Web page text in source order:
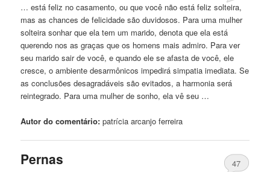
… está feliz no casamento, ou que você não está feliz solteira,
mas as chances de felicidadesão duvidosos. Para uma mulher
solteira sonhar que ela tem um marido, denota que ela está
querendo nos as graças que os homens mais admiro. Para ver
seu marido sair de você, e quando ele se afasta de você, ele
cresce, o ambiente desarmônicos impedirá simpatia imediata. Se
as conclusões desagradáveis ​​são evitados, a harmonia será
reintegrado. Para uma mulher de sonho, ela vê seu …
Autor do comentário: patríciaarcanjo ferreira
Pernas
47